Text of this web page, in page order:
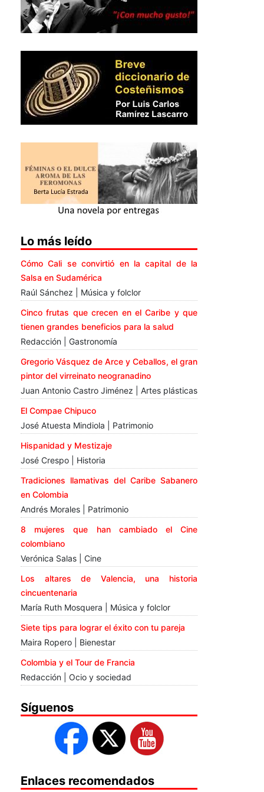
Lo más leído
Cómo Cali se convirtió en la capital de la
Salsa en Sudamérica
Raúl Sánchez | Música y folclor
Cinco frutas que crecen en el Caribe y que
tienen grandes beneficios para la salud
Redacción | Gastronomía
Gregorio Vásquez de Arce y Ceballos, el gran
pintor del virreinato neogranadino
Juan Antonio Castro Jiménez | Artes plásticas
El Compae Chipuco
José Atuesta Mindiola | Patrimonio
Hispanidad y Mestizaje
José Crespo | Historia
Tradiciones llamativas del Caribe Sabanero
en Colombia
Andrés Morales | Patrimonio
8 mujeres que han cambiado el Cine
colombiano
Verónica Salas | Cine
Los altares de Valencia, una historia
cincuentenaria
María Ruth Mosquera | Música y folclor
Siete tips para lograr el éxito con tu pareja
Maira Ropero | Bienestar
Colombia y el Tour de Francia
Redacción | Ocio y sociedad
Síguenos
Enlaces recomendados